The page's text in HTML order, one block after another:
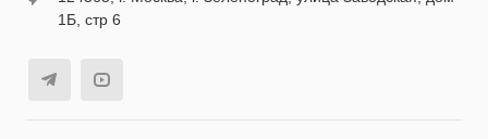
1Б, стр 6